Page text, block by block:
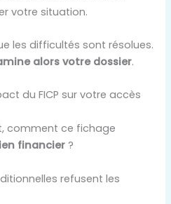
votre situation.
les difficultés sont résolues.
alors votre dossier.
du FICP sur votre accès
comment ce fichage
financier ?
refusent les